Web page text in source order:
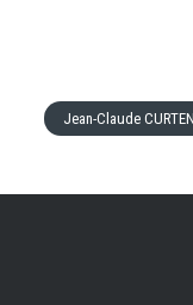
Jean-Claude